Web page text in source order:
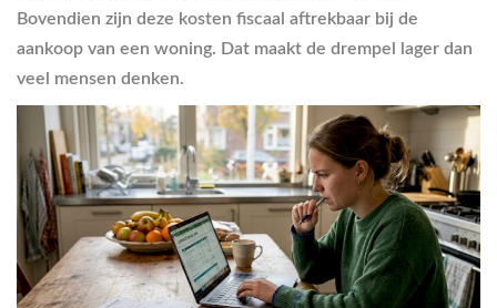
Bovendien zijn deze kosten fiscaal aftrekbaar bij de
aankoop van een woning. Dat maakt de drempel lager dan
veel mensen denken.